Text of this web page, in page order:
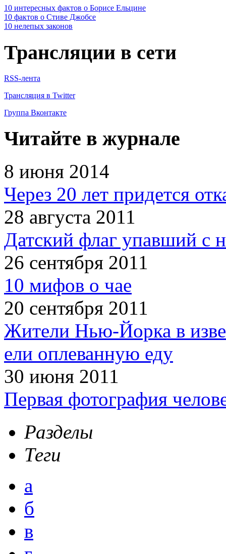
10 интересных фактов о Борисе Ельцине
10 фактов о Стиве Джобсе
10 нелепых законов
Трансляции в сети
RSS-лента
Трансляция в Twitter
Группа Вконтакте
Читайте в журнале
8 июня 2014
Через 20 лет придется
28 августа 2011
Датский флаг упавший с
26 сентября 2011
10 мифов о чае
20 сентября 2011
Жители Нью-Йорка в
ели оплеванную еду
30 июня 2011
Первая фотография
Разделы
Теги
а
б
в